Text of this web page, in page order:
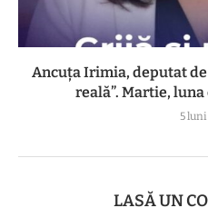
Ancuța Irimia, deputat
reală”. Martie,
5
LASĂ UN